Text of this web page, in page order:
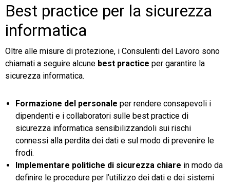
Best practice per la sicurezza
informatica
Oltre alle misure di protezione, i Consulenti del Lavoro sono
chiamati a seguire alcune best practice per garantire la
sicurezza informatica.
Formazione del personale per rendere consapevoli i
dipendenti e i collaboratori sulle best practice di
sicurezza informatica sensibilizzandoli sui rischi
connessi alla perdita dei dati e sul modo di prevenire le
frodi.
Implementare politiche di sicurezza chiare in modo da
definire le procedure per l’utilizzo dei dati e dei sistemi